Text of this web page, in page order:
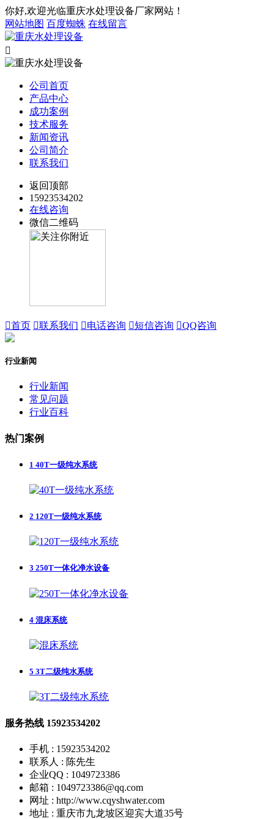
你好,欢迎光临重庆水处理设备厂家网站！
网站地图 百度蜘蛛 在线留言

公司首页
产品中心
成功案例
技术服务
新闻资讯
公司简介
联系我们
返回顶部
15923534202
在线咨询
微信二维码
首页 联系我们 电话咨询 短信咨询 QQ咨询
行业新闻
行业新闻
常见问题
行业百科
热门案例
1 40T一级纯水系统
2 120T一级纯水系统
3 250T一体化净水设备
4 混床系统
5 3T二级纯水系统
服务热线 15923534202
手机 : 15923534202
联系人 : 陈先生
企业QQ : 1049723386
邮箱 : 1049723386@qq.com
网址 : http://www.cqyshwater.com
地址 : 重庆市九龙坡区迎宾大道35号